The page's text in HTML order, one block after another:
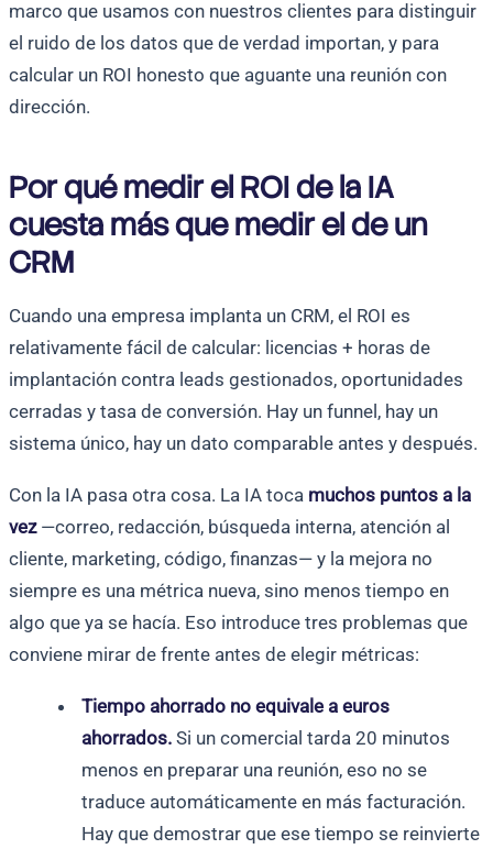
marco que usamos con nuestros clientes para distinguir
el ruido de los datos que de verdad importan, y para
calcular un ROI honesto que aguante una reunión con
dirección.
Por qué medir el ROI de la IA
cuesta más que medir el de un
CRM
Cuando una empresa implanta un CRM, el ROI es
relativamente fácil de calcular: licencias + horas de
implantación contra leads gestionados, oportunidades
cerradas y tasa de conversión. Hay un funnel, hay un
sistema único, hay un dato comparable antes y después.
Con la IA pasa otra cosa. La IA toca muchos puntos a la
vez—correo, redacción, búsqueda interna, atención al
cliente, marketing, código, finanzas— y la mejora no
siempre es una métrica nueva, sino menos tiempo en
algo que ya se hacía. Eso introduce tres problemas que
conviene mirar de frente antes de elegir métricas:
Tiempo ahorrado no equivale a euros
ahorrados. Si un comercial tarda 20 minutos
menos en preparar una reunión, eso no se
traduce automáticamente en más facturación.
Hay que demostrar que ese tiempo se reinvierte